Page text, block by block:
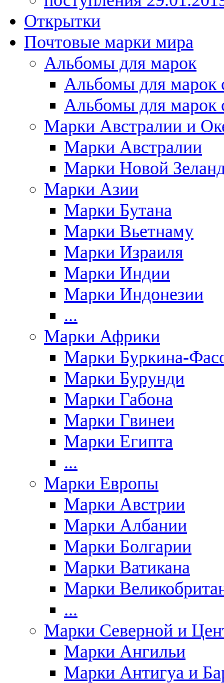
Открытки
Почтовые марки мира
Альбомы для марок
Альбомы для марок
Альбомы для марок
Марки Австралии и
Марки Австралии
Марки Новой
Марки Азии
Марки Бутана
Марки Вьетнаму
Марки Израиля
Марки Индии
Марки Индонезии
...
Марки Африки
Марки Буркина-
Марки Бурунди
Марки Габона
Марки Гвинеи
Марки Египта
...
Марки Европы
Марки Австрии
Марки Албании
Марки Болгарии
Марки Ватикана
Марки
...
Марки Северной и
Марки Ангильи
Марки Антигуа и